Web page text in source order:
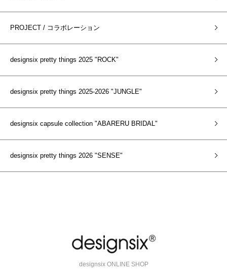
PROJECT / コラボレーション
designsix pretty things 2025 "ROCK"
designsix pretty things 2025-2026 "JUNGLE"
designsix capsule collection "ABARERU BRIDAL"
designsix pretty things 2026 "SENSE"
designsix ONLINE SHOP